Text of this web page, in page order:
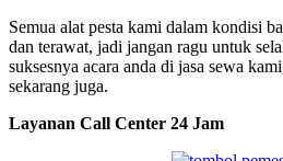
Semua alat pesta kami dalam kondisi
dan terawat, jadi jangan ragu untuk
suksesnya acara anda di jasa sewa
sekarang juga.
Layanan Call Center 24 Jam